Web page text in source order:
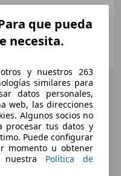
que pueda
necesita.
y nuestros 263
similares para
datos personales,
web, las direcciones
Algunos socios no
procesar tus datos y
Puede configurar
momento u obtener
nuestra Política de